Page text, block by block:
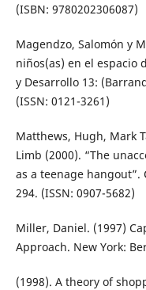
(ISBN: 9780202306087)
Magendzo, Salomón y
niños(as) en el espacio
y Desarrollo 13:
(ISSN: 0121-3261)
Matthews, Hugh, Mark
Limb (2000). “The
as a teenage hangout”.
294. (ISSN: 0907-5682)
Miller, Daniel. (1997)
Approach. New York:
(1998). A theory of